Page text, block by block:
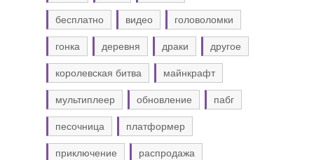
бесплатно видео головоломки
гонка деревня драки другое
королевская битва майнкрафт
мультиплеер обновление пабг
песочница платформер
приключение распродажа